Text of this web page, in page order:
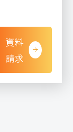
資料
請求